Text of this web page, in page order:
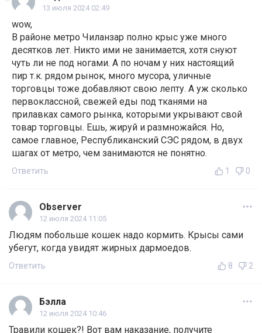
13 июля 2024 02:49
wow,
В районе метро Чиланзар полно крыс уже много
десятков лет. Никто ими не занимается, хотя снуют
чуть ли не под ногами. А по ночам у них настоящий
пир т.к. рядом рынок, много мусора, уличные
торговцы тоже добавляют свою лепту. А уж сколько
первоклассной, свежей еды под тканями на
прилавках самого рынка, которыми укрывают свой
товар торговцы. Ешь, жируй и размножайся. Но,
самое главное, Республиканский СЭС рядом, в двух
шагах от метро, чем занимаются не понятно.
Ответить 1 0
Observer
12 июля 2024 11:05
Людям побольше кошек надо кормить. Крысы сами
убегут, когда увидят жирных дармоедов.
Ответить 8 2
Бэлла
12 июля 2024 10:46
Травили кошек?! Вот вам наказание, получите